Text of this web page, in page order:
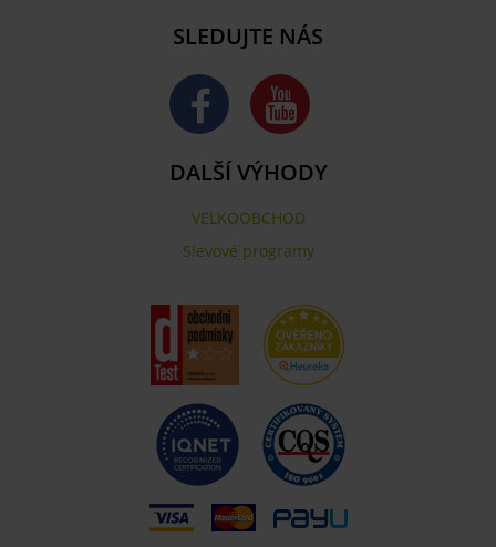
SLEDUJTE NÁS
DALŠÍ VÝHODY
VELKOOBCHOD
Slevové programy